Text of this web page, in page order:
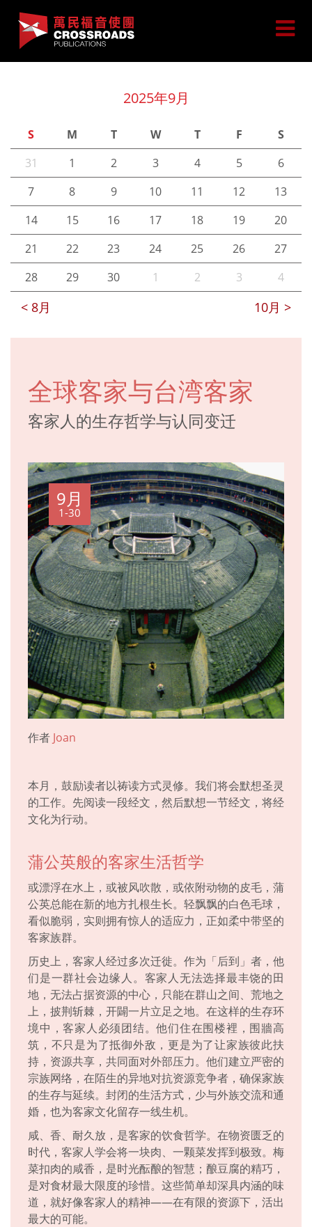
2025年9月
S M T W T F S
< 8月 10月 >
31 1 2 3 4 5
6
7
8 9 10 11 12
13
14
15 16 17 18 19
20
21
22 23 24 25 26
27
28
29 30 1 2 3 4
全球客家与台湾客家
客家人的生存哲学与认同变迁
9月
1-30
作者 Joan
本月，鼓励读者以祷读方式灵修。我们将会默想圣灵
的工作。先阅读一段经文，然后默想一节经文，将经
文化为行动。
蒲公英般的客家生活哲学
或漂浮在水上，或被风吹散，或依附动物的皮毛，蒲
公英总能在新的地方扎根生长。轻飘飘的白色毛球，
看似脆弱，实则拥有惊人的适应力，正如柔中带坚的
客家族群。
历史上，客家人经过多次迁徙。作为「后到」者，他
们是一群社会边缘人。客家人无法选择最丰饶的田
地，无法占据资源的中心，只能在群山之间、荒地之
上，披荆斩棘，开闢一片立足之地。在这样的生存环
境中，客家人必须团结。他们住在围楼裡，围牆高
筑，不只是为了抵御外敌，更是为了让家族彼此扶
持，资源共享，共同面对外部压力。他们建立严密的
宗族网络，在陌生的异地对抗资源竞争者，确保家族
的生存与延续。封闭的生活方式，少与外族交流和通
婚，也为客家文化留存一线生机。
咸、香、耐久放，是客家的饮食哲学。在物资匮乏的
时代，客家人学会将一块肉、一颗菜发挥到极致。梅
菜扣肉的咸香，是时光酝酿的智慧；酿豆腐的精巧，
是对食材最大限度的珍惜。这些简单却深具内涵的味
道，就好像客家人的精神——在有限的资源下，活出
最大的可能。